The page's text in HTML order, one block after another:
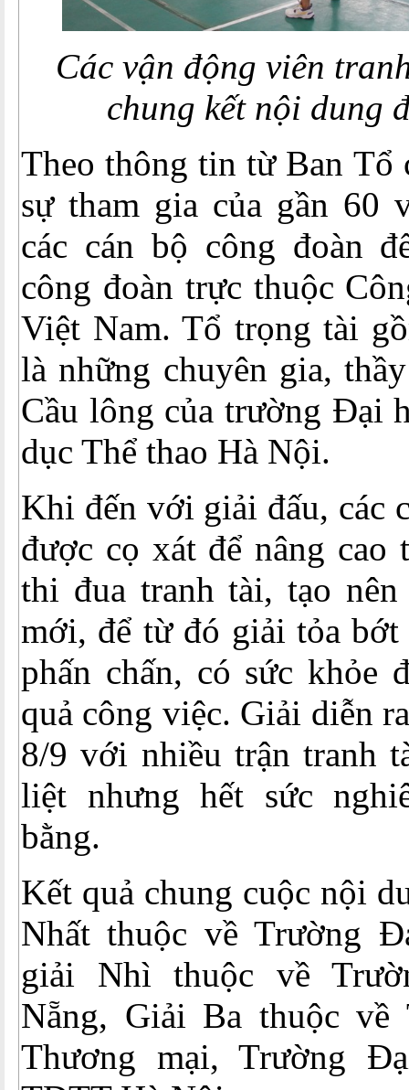
Các vận động viên
chung kết nội dung
Theo thông tin từ Ban Tổ
sự tham gia của gần 60
các cán bộ công đoàn
công đoàn trực thuộc
Việt Nam. Tổ trọng tài
là những chuyên gia,
Cầu lông của trường Đại
dục Thể thao Hà Nội.
Khi đến với giải đấu, các
được cọ xát để nâng cao
thi đua tranh tài, tạo
mới, để từ đó giải tỏa
phấn chấn, có sức khỏe
quả công việc. Giải diễn
8/9 với nhiều trận tranh
liệt nhưng hết sức
bằng.
Kết quả chung cuộc nội
Nhất thuộc về Trường
giải Nhì thuộc về
Nẵng, Giải Ba thuộc
Thương mại, Trường